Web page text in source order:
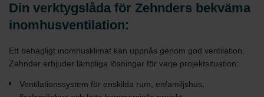
Din verktygslåda för Zehnders bekväma
inomhusventilation:
Ett behagligt inomhusklimat kan uppnås genom god ventilation.
Zehnder erbjuder lämpliga lösningar för varje projektsituation:
Ventilationssystem för enskilda rum, enfamiljshus,